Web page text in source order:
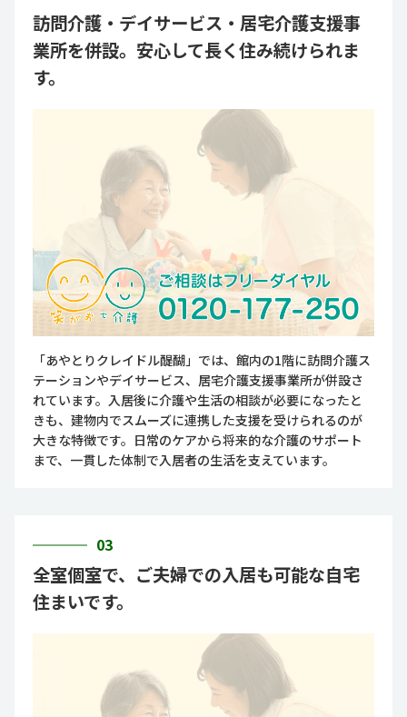
訪問介護・デイサービス・居宅介護支援事
業所を併設。安心して長く住み続けられま
す。
「あやとりクレイドル醍醐」では、館内の1階に訪問介護ス
テーションやデイサービス、居宅介護支援事業所が併設さ
れています。入居後に介護や生活の相談が必要になったと
きも、建物内でスムーズに連携した支援を受けられるのが
大きな特徴です。日常のケアから将来的な介護のサポート
まで、一貫した体制で入居者の生活を支えています。
03
全室個室で、ご夫婦での入居も可能な自宅
住まいです。